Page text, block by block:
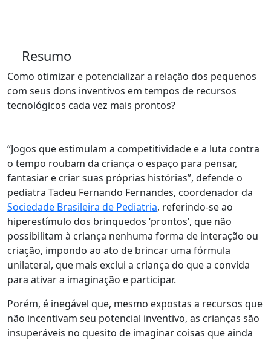
Resumo
Como otimizar e potencializar a relação dos pequenos
com seus dons inventivos em tempos de recursos
tecnológicos cada vez mais prontos?
“Jogos que estimulam a competitividade e a luta contra
o tempo roubam da criança o espaço para pensar,
fantasiar e criar suas próprias histórias”, defende o
pediatra Tadeu Fernando Fernandes, coordenador da
Sociedade Brasileira de Pediatria, referindo-se ao
hiperestímulo dos brinquedos ‘prontos’, que não
possibilitam à criança nenhuma forma de interação ou
criação, impondo ao ato de brincar uma fórmula
unilateral, que mais exclui a criança do que a convida
para ativar a imaginação e participar.
Porém, é inegável que, mesmo expostas a recursos que
não incentivam seu potencial inventivo, as crianças são
insuperáveis no quesito de imaginar coisas que ainda